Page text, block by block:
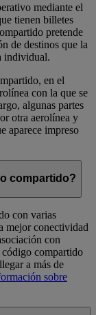
mediante el
tienen billetes
pretende
de destinos que la
individual.
en el
con la que se
algunas partes
otra aerolínea y
aparece impreso
compartido?
con varias
mejor conectividad
con
código compartido
a más de
sobre